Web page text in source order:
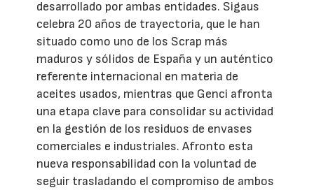
desarrollado por ambas entidades. Sigaus
celebra 20 años de trayectoria, que le han
situado como uno de los Scrap más
maduros y sólidos de España y un auténtico
referente internacional en materia de
aceites usados, mientras que Genci afronta
una etapa clave para consolidar su actividad
en la gestión de los residuos de envases
comerciales e industriales. Afronto esta
nueva responsabilidad con la voluntad de
seguir trasladando el compromiso de ambos